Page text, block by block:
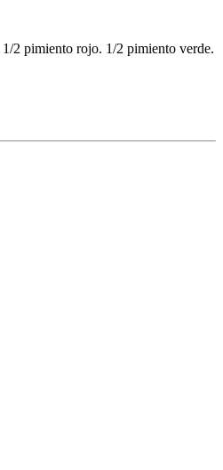
2 pimiento rojo. 1/2 pimiento verde.